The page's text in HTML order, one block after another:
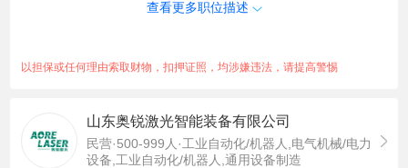
度，参与制定精益改善项目，开展实施计划； 4、负责产品工艺
建议，跟进样机装配，小批试产,及时解决生产现场工艺问题；
7、负责监督生产过程工艺精益改善达成，完成上级领导交办的其
查看更多职位描述
以担保或任何理由索取财物，扣押证照，均涉嫌违法，请提高警惕
山东奥锐激光智能装备有限公司
民营·500-999人·工业自动化/机器人,电气机械/电力
设备,工业自动化/机器人,通用设备制造